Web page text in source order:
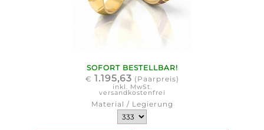
SOFORT BESTELLBAR!
€ 1.195,63 (Paarpreis)
inkl. MwSt.
versandkostenfrei
Material / Legierung